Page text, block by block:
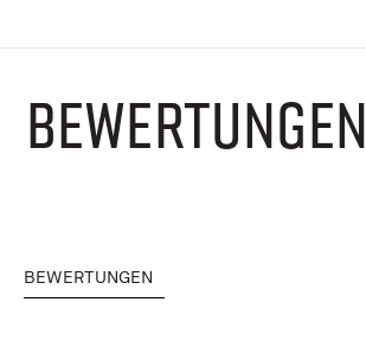
BEWERTUNGEN
BEWERTUNGEN